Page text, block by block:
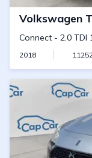
Volkswagen
Connect - 2.0 TDI
2018